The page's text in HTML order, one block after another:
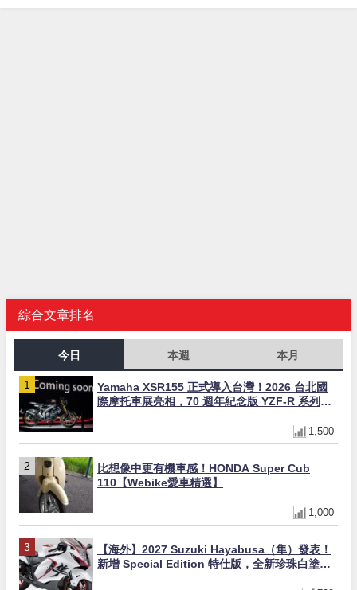
綜合文章排名
今日 本週 本月
Yamaha XSR155 正式導入台灣！2026 台北國
際摩托車展亮相，70 週年紀念版 YZF-R 系列限
1,500
比想像中更有機車感！HONDA Super Cub
110【Webike愛車精選】
1,000
【海外】2027 Suzuki Hayabusa（隼）發表！
新增 Special Edition 特仕版，全新珍珠白塗裝